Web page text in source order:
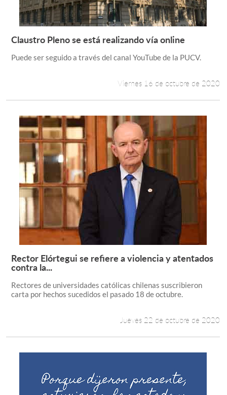
Postgrado
Formación Continua
Estudiantes
Funcionarios
Alumni
English
Leer más +
Claustro Pleno se está realizando vía online
Puede ser seguido a través del canal YouTube de la PUCV.
Viernes 16 de octubre de 2020
Leer más +
Rector Elórtegui se refiere a violencia y atentados
contra la...
Rectores de universidades católicas chilenas suscribieron
carta por hechos sucedidos el pasado 18 de octubre.
Jueves 22 de octubre de 2020